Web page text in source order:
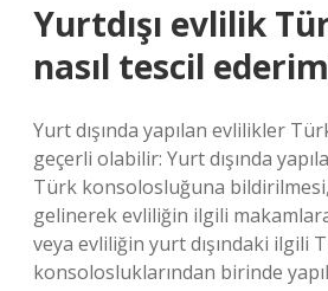
Yurtdışı evlilik
nasıl tescil
Yurt dışında yapılan evlilikler
geçerli olabilir: Yurt dışında
Türk konsolosluğuna
gelinerek evliliğin ilgili
veya evliliğin yurt dışındaki ilgili
konsolosluklarından birinde